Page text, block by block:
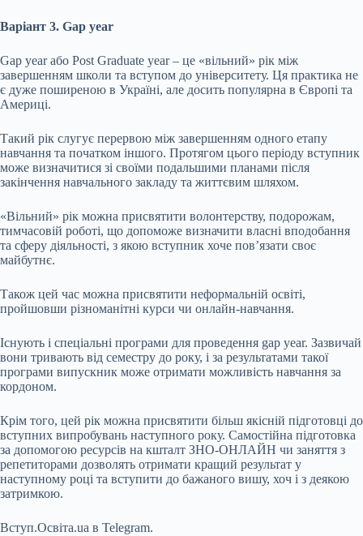
Варіант 3. Gap year
Gap year або Post Graduate year – це «вільний» рік між
завершенням школи та вступом до університету. Ця практика не
є дуже поширеною в Україні, але досить популярна в Європі та
Америці.
Такий рік слугує перервою між завершенням одного етапу
навчання та початком іншого. Протягом цього періоду вступник
може визначитися зі своїми подальшими планами після
закінчення навчального закладу та життєвим шляхом.
«Вільний» рік можна присвятити волонтерству, подорожам,
тимчасовій роботі, що допоможе визначити власні вподобання
та сферу діяльності, з якою вступник хоче пов’язати своє
майбутнє.
Також цей час можна присвятити неформальній освіті,
пройшовши різноманітні курси чи онлайн-навчання.
Існують і спеціальні програми для проведення gap year. Зазвичай
вони тривають від семестру до року, і за результатами такої
програми випускник може отримати можливість навчання за
кордоном.
Крім того, цей рік можна присвятити більш якісній підготовці до
вступних випробувань наступного року. Самостійна підготовка
за допомогою ресурсів на кшталт ЗНО-ОНЛАЙН чи заняття з
репетиторами дозволять отримати кращий результат у
наступному році та вступити до бажаного вишу, хоч і з деякою
затримкою.
Вступ.Освіта.ua в Telegram.